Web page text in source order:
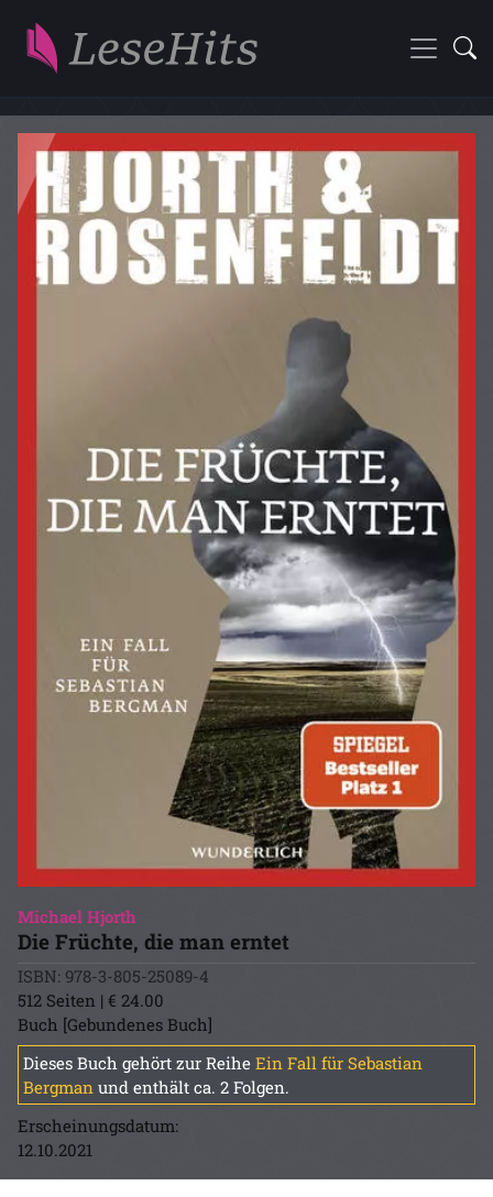
Michael Hjorth
Die Früchte, die man erntet
ISBN: 978-3-805-25089-4
512 Seiten | € 24.00
Buch [Gebundenes Buch]
Dieses Buch gehört zur Reihe Ein Fall für Sebastian
Bergman und enthält ca. 2 Folgen.
Erscheinungsdatum:
12.10.2021